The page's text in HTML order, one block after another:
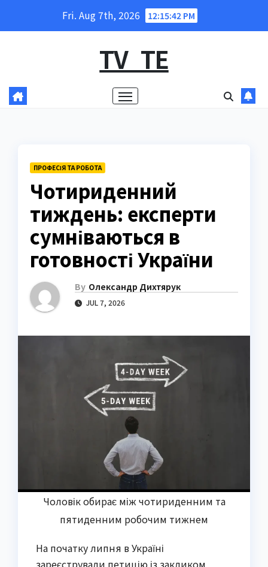
Fri. Aug 7th, 2026 12:15:43 PM
TV_TE
ПРОФЕСІЯ ТА РОБОТА
Чотириденний
тиждень: експерти
сумніваються в
готовності України
By Олександр Дихтярук
JUL 7, 2026
Чоловік обирає між чотириденним та
пятиденним робочим тижнем
На початку липня в Україні
зареєстрували петицію із закликом